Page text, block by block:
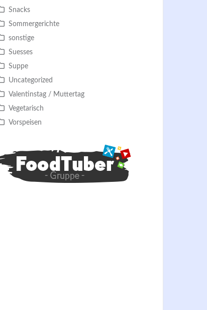
Snacks
Sommergerichte
sonstige
Suesses
Suppe
Uncategorized
Valentinstag / Muttertag
Vegetarisch
Vorspeisen